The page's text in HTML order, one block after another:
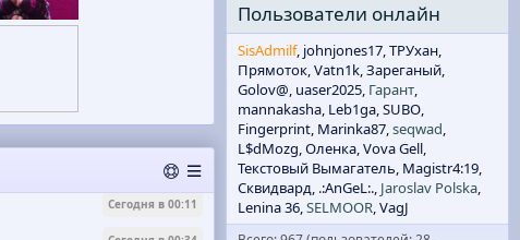
Вчера в 23:55
Сегодня в 00:11
Пользователи онлайн
SisAdmilf johnjones17 ТРУхан
Прямоток Vatn1k Зареганый
Golov@ uaser2025 Гарант
mannakasha Leb1ga SUBO
Fingerprint Marinka87 seqwad
L$dMozg Оленка Vova Gell
Текстовый Вымагатель Magistr4:19
Сквидвард .:AnGeL:. Jaroslav Polska
Lenina 36 SELMOOR VagJ